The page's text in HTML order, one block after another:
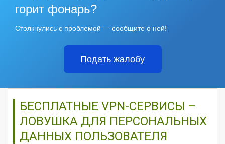
горит фонарь?
Столкнулись с проблемой — сообщите о ней!
Подать жалобу
БЕСПЛАТНЫЕ VPN-СЕРВИСЫ –
ЛОВУШКА ДЛЯ ПЕРСОНАЛЬНЫХ
ДАННЫХ ПОЛЬЗОВАТЕЛЯ